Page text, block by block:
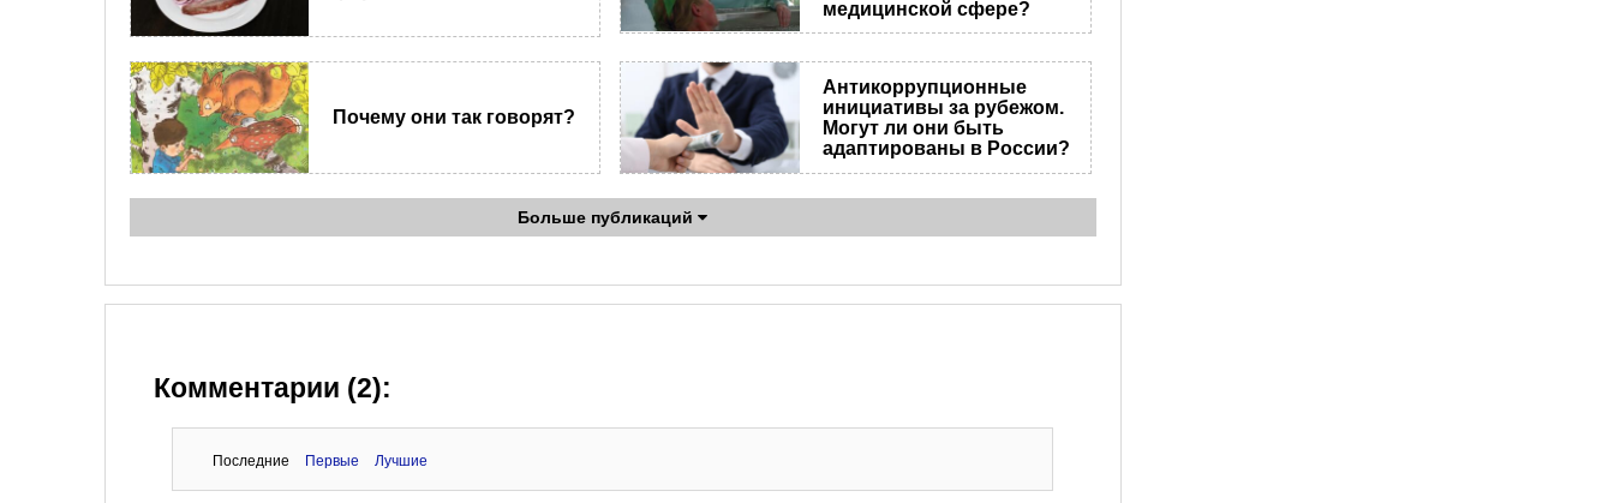
медицинской сфере?
Почему они так говорят?
Антикоррупционные
инициативы за рубежом.
Могут ли они быть
адаптированы в России?
Больше публикаций
Комментарии (2):
Последние Первые Лучшие